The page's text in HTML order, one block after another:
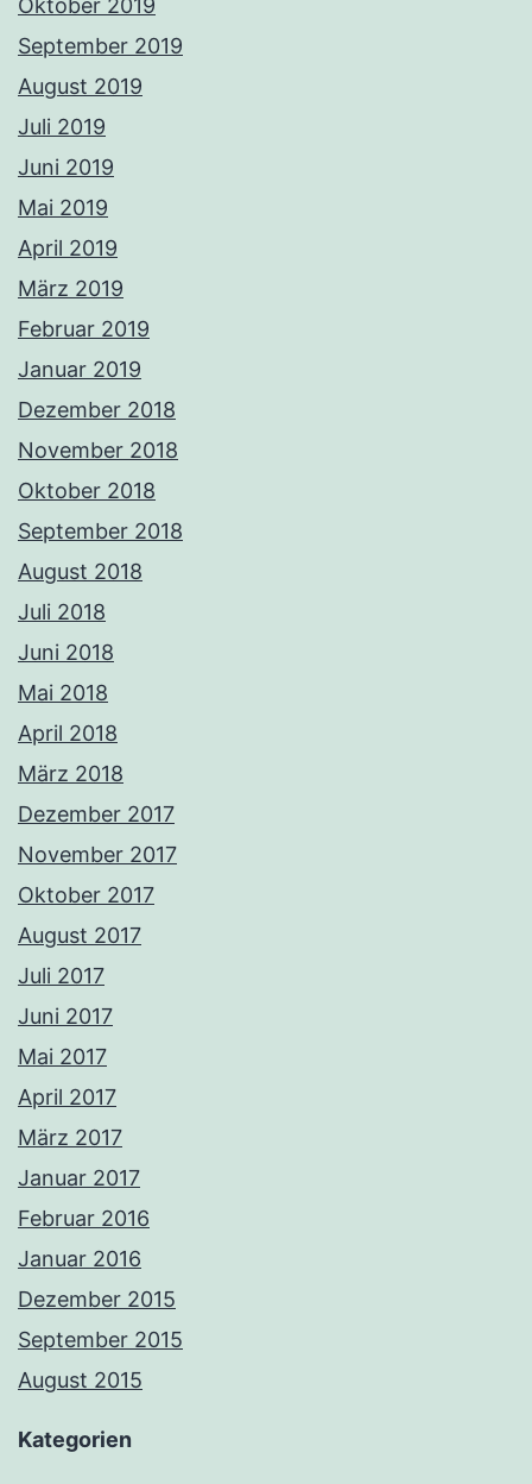
Oktober 2019
September 2019
August 2019
Juli 2019
Juni 2019
Mai 2019
April 2019
März 2019
Februar 2019
Januar 2019
Dezember 2018
November 2018
Oktober 2018
September 2018
August 2018
Juli 2018
Juni 2018
Mai 2018
April 2018
März 2018
Dezember 2017
November 2017
Oktober 2017
August 2017
Juli 2017
Juni 2017
Mai 2017
April 2017
März 2017
Januar 2017
Februar 2016
Januar 2016
Dezember 2015
September 2015
August 2015
Kategorien